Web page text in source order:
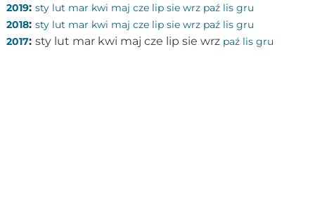
2019: sty lut mar kwi maj cze lip sie wrz paź lis gru
2018: sty lut mar kwi maj cze lip sie wrz paź lis gru
2017: sty lut mar kwi maj cze lip sie wrz paź lis gru